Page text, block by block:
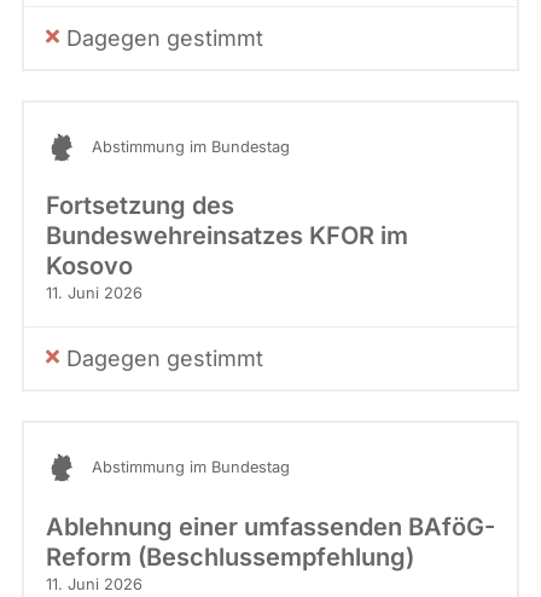
Dagegen gestimmt
Abstimmung im Bundestag
Fortsetzung des
Bundeswehreinsatzes KFOR im
Kosovo
11. Juni 2026
Dagegen gestimmt
Abstimmung im Bundestag
Ablehnung einer umfassenden BAföG-
Reform (Beschlussempfehlung)
11. Juni 2026